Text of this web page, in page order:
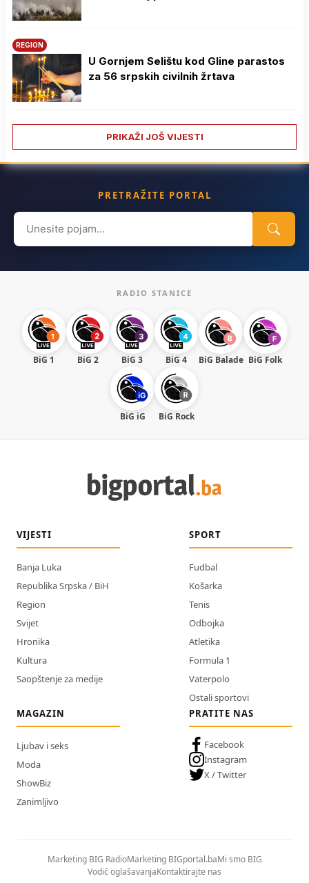
REGION
U Gornjem Selištu kod Gline parastos
za 56 srpskih civilnih žrtava
PRIKAŽI JOŠ VIJESTI
PRETRAŽITE PORTAL
Search
for:
RADIO STANICE
BiG 1 BiG 2 BiG 3 BiG 4 BiG Balade BiG Folk
BiG iG BiG Rock
VIJESTI
Banja Luka
Republika Srpska / BiH
Region
Svijet
Hronika
Kultura
Saopštenje za medije
SPORT
Fudbal
Košarka
Tenis
Odbojka
Atletika
Formula 1
Vaterpolo
Ostali sportovi
MAGAZIN
Ljubav i seks
Moda
ShowBiz
Zanimljivo
PRATITE NAS
Facebook
Instagram
X / Twitter
Marketing BIG RadioMarketing BIGportal.baMi smo BIG
Vodič oglašavanjaKontaktirajte nas